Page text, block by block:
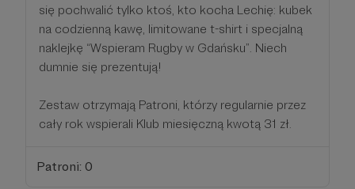
się pochwalić tylko ktoś, kto kocha Lechię: kubek
na codzienną kawę, limitowane t-shirt i specjalną
naklejkę “Wspieram Rugby w Gdańsku”. Niech
dumnie się prezentują!
Zestaw otrzymają Patroni, którzy regularnie przez
cały rok wspierali Klub miesięczną kwotą 31 zł.
Patroni: 0